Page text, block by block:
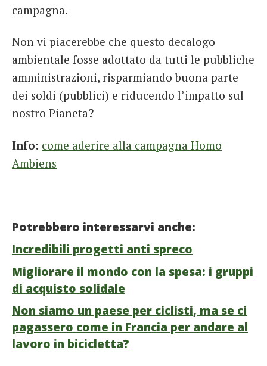
campagna.
Non vi piacerebbe che questo decalogo
ambientale fosse adottato da tutti le pubbliche
amministrazioni, risparmiando buona parte
dei soldi (pubblici) e riducendo l’impatto sul
nostro Pianeta?
Info: come aderire alla campagna Homo
Ambiens
Potrebbero interessarvi anche:
Incredibili progetti anti spreco
Migliorare il mondo con la spesa: i gruppi
di acquisto solidale
Non siamo un paese per ciclisti, ma se ci
pagassero come in Francia per andare al
lavoro in bicicletta?